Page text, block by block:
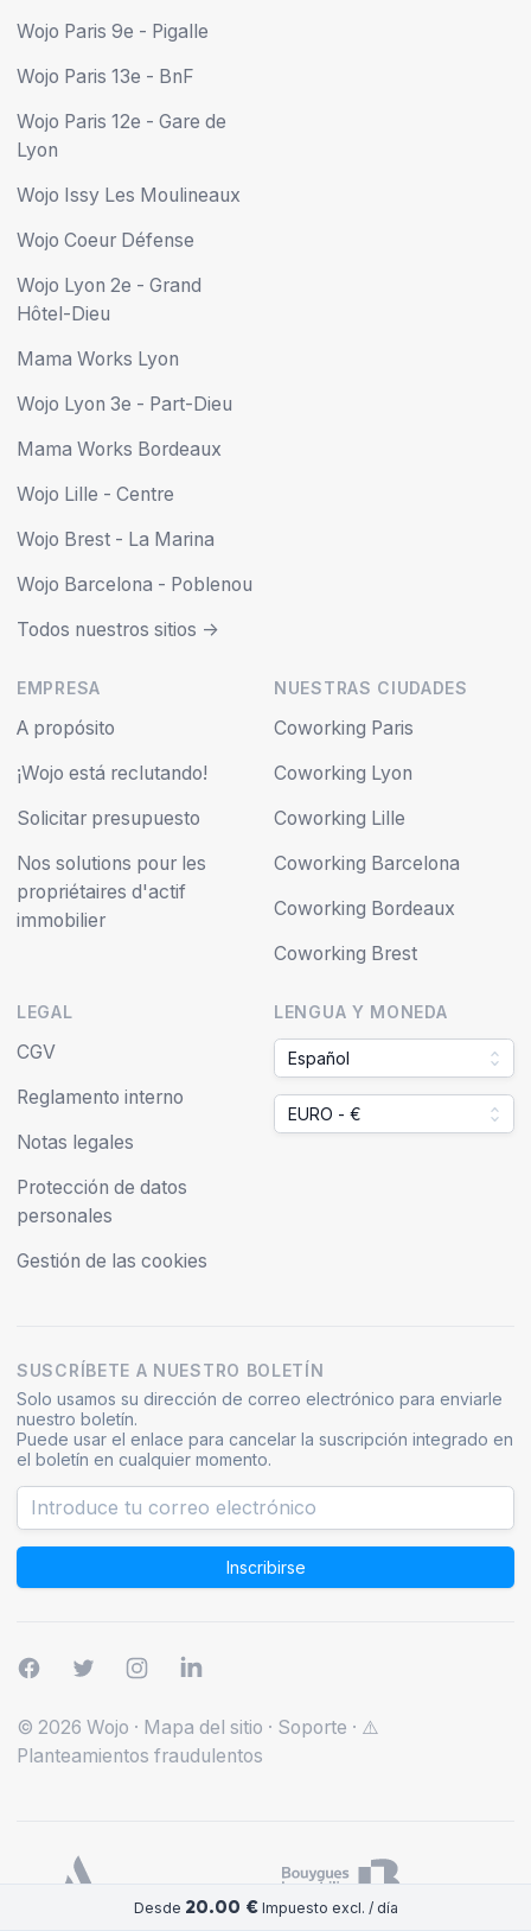
Desde 20.00 €Impuesto excl. / día
Wojo Paris 9e - Pigalle
Wojo Paris 13e - BnF
Wojo Paris 12e - Gare de
Lyon
Wojo Issy Les Moulineaux
Wojo Coeur Défense
Wojo Lyon 2e - Grand
Hôtel-Dieu
Mama Works Lyon
Wojo Lyon 3e - Part-Dieu
Mama Works Bordeaux
Wojo Lille - Centre
Wojo Brest - La Marina
Wojo Barcelona - Poblenou
Todos nuestros sitios ->
EMPRESA
A propósito
¡Wojo está reclutando!
Solicitar presupuesto
Nos solutions pour les
propriétaires d'actif
immobilier
NUESTRAS CIUDADES
Coworking Paris
Coworking Lyon
Coworking Lille
Coworking Barcelona
Coworking Bordeaux
Coworking Brest
LEGAL
CGV
Reglamento interno
Notas legales
Protección de datos
personales
Gestión de las cookies
LENGUA Y MONEDA
Español
EURO - €
SUSCRÍBETE A NUESTRO BOLETÍN
Solo usamos su dirección de correo electrónico para enviarle
nuestro boletín.
Puede usar el enlace para cancelar la suscripción integrado en
el boletín en cualquier momento.
Inscribirse
© 2026 Wojo · Mapa del sitio · Soporte · ⚠️
Planteamientos fraudulentos